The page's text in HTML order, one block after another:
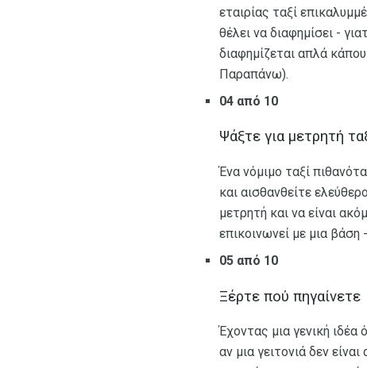
εταιρίας ταξί
θέλει να διαφημίσει -
διαφημίζεται απλά
Παραπάνω).
04 από 10
Ψάξτε για μετρητή
Ένα νόμιμο ταξί
και αισθανθείτε
μετρητή και να είναι
επικοινωνεί με μια
05 από 10
Ξέρτε πού πηγαίνετε
Έχοντας μια γενική
αν μια γειτονιά δεν